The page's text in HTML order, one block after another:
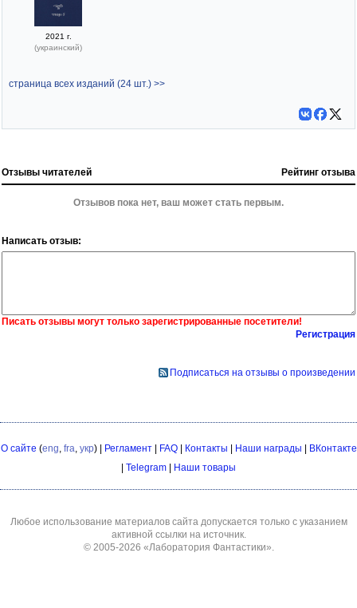
2021 г.
(украинский)
страница всех изданий (24 шт.) >>
Отзывы читателей Рейтинг отзыва
Отзывов пока нет, ваш может стать первым.
Написать отзыв:
Писать отзывы могут только зарегистрированные посетители!
Регистрация
Подписаться на отзывы о произведении
О сайте (eng fra укр) | Регламент| FAQ| Контакты | Наши награды | ВКонтакте
| Telegram | Наши товары
Любое использование материалов сайта допускается только с указанием
активной ссылки на источник.
© 2005-2026 «Лаборатория Фантастики»